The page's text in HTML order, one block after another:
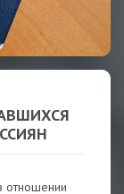
отношении